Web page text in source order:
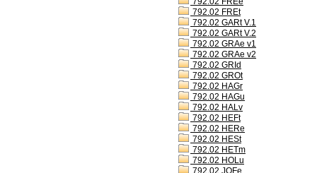
792.02 FREt
792.02 GARt V.1
792.02 GARt V.2
792.02 GRAe v1
792.02 GRAe v2
792.02 GRId
792.02 GROt
792.02 HAGr
792.02 HAGu
792.02 HALv
792.02 HEFt
792.02 HERe
792.02 HESt
792.02 HETm
792.02 HOLu
792.02 JOFe